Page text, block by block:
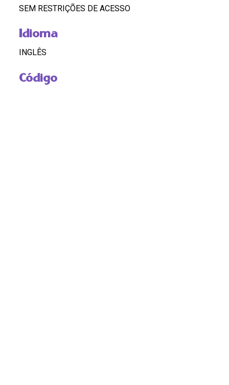
SEM RESTRIÇÕES DE ACESSO
Idioma
INGLÊS
Código